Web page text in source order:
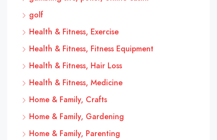
golf
Health & Fitness, Exercise
Health & Fitness, Fitness Equipment
Health & Fitness, Hair Loss
Health & Fitness, Medicine
Home & Family, Crafts
Home & Family, Gardening
Home & Family, Parenting